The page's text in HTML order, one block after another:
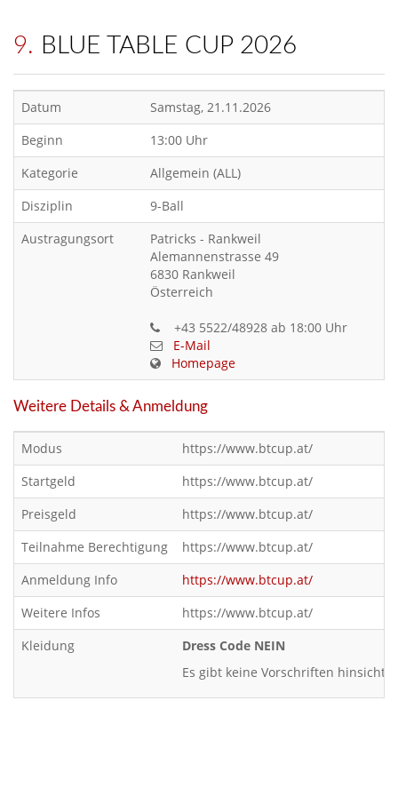
9. BLUE TABLE CUP 2026
Datum
Samstag, 21.11.2026
Beginn
13:00 Uhr
Kategorie
Allgemein (ALL)
Disziplin
9-Ball
Austragungsort
Patricks - Rankweil
Alemannenstrasse 49
6830 Rankweil
Österreich
+43 5522/48928 ab 18:00 Uhr
E-Mail
Homepage
Weitere Details & Anmeldung
Modus
https://www.btcup.at/
Startgeld
https://www.btcup.at/
Preisgeld
https://www.btcup.at/
Teilnahme Berechtigung
https://www.btcup.at/
Anmeldung Info
https://www.btcup.at/
Weitere Infos
https://www.btcup.at/
Kleidung
Dress Code NEIN
Es gibt keine Vorschriften